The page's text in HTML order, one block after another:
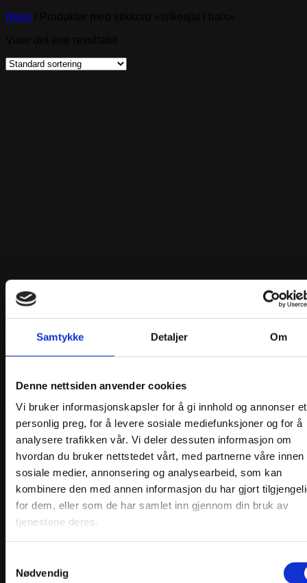
Samtykke Detaljer Om
Denne nettsiden anvender cookies
Vi bruker informasjonskapsler for å gi innhold og annonser et
personlig preg, for å levere sosiale mediefunksjoner og for å
analysere trafikken vår. Vi deler dessuten informasjon om
hvordan du bruker nettstedet vårt, med partnerne våre innen
sosiale medier, annonsering og analysearbeid, som kan
kombinere den med annen informasjon du har gjort
for dem, eller som de har samlet inn gjennom din bruk av
tjenestene deres.
Nødvendig
Hjem
1299,00
Christines Bunadservice
Post adr.: Gullstølsstien 222 5153 Bønes Systue: